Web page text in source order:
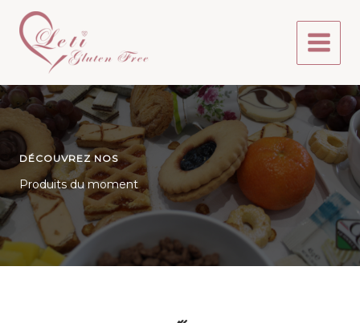
contenu
DÉCOUVREZ NOS
Produits du moment